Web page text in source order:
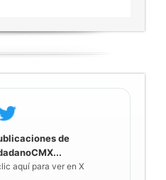
de
aquí para ver en X